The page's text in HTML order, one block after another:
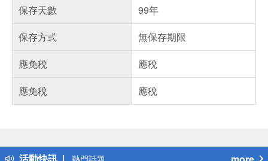
保存天數
99年
保存方式
無保存期限
應免稅
應稅
應免稅
應稅
得獎公告
熱門話題